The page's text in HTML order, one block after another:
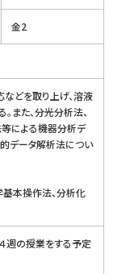
金2
どを取り上げ、溶液
また、分光分析法、
等による機器分析デ
データ解析法につい
本操作法、分析化
週の授業をする予定